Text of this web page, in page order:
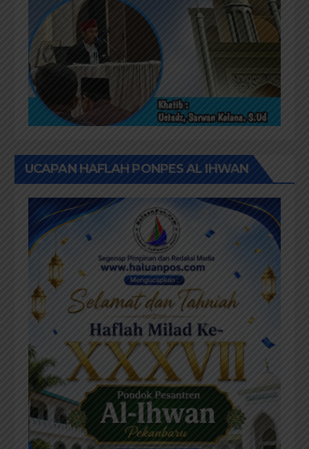
UCAPAN HAFLAH PONPES AL IHWAN